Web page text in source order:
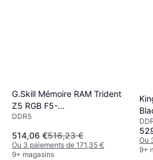
G.Skill Mémoire RAM Trident
Z5 RGB F5-
6400J3239G16GX2-TZ5RK
3200MHz DIMM Noir
DDR5
514,06 €516,23 €
Ou 3 paiements de 171,35 €
9+ magasins
Ou
9+